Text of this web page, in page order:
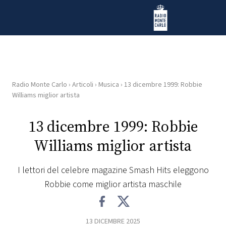
Radio Monte Carlo
HOME
RADIO
PLAYLIST
Radio Monte Carlo › Articoli › Musica › 13 dicembre 1999: Robbie
Williams miglior artista
13 dicembre 1999: Robbie
Williams miglior artista
I lettori del celebre magazine Smash Hits eleggono
Robbie come miglior artista maschile
13 DICEMBRE 2025